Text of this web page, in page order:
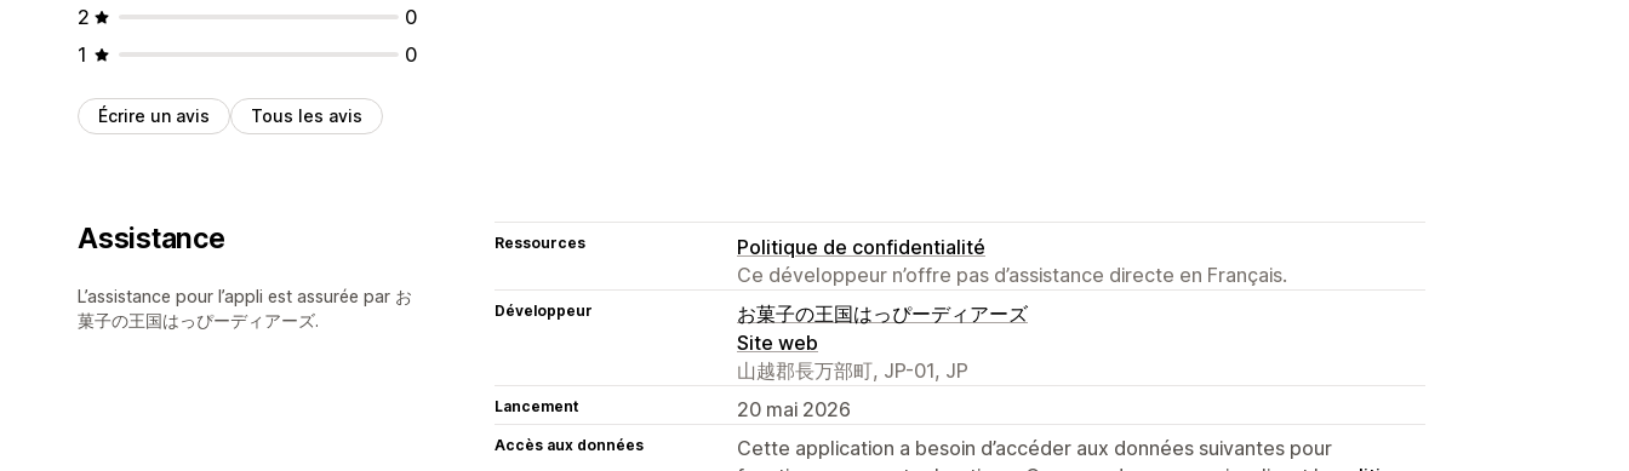
2
0
1
0
Écrire un avis Tous les avis
Assistance
L’assistance pour l’appli est assurée par お
菓子の王国はっぴーディアーズ.
Ressources
Politique de confidentialité
Ce développeur n’offre pas d’assistance directe en Français.
Développeur
お菓子の王国はっぴーディアーズ
Site web
山越郡長万部町, JP-01, JP
Lancement 20 mai 2026
Accès aux données
Cette application a besoin d’accéder aux données suivantes pour